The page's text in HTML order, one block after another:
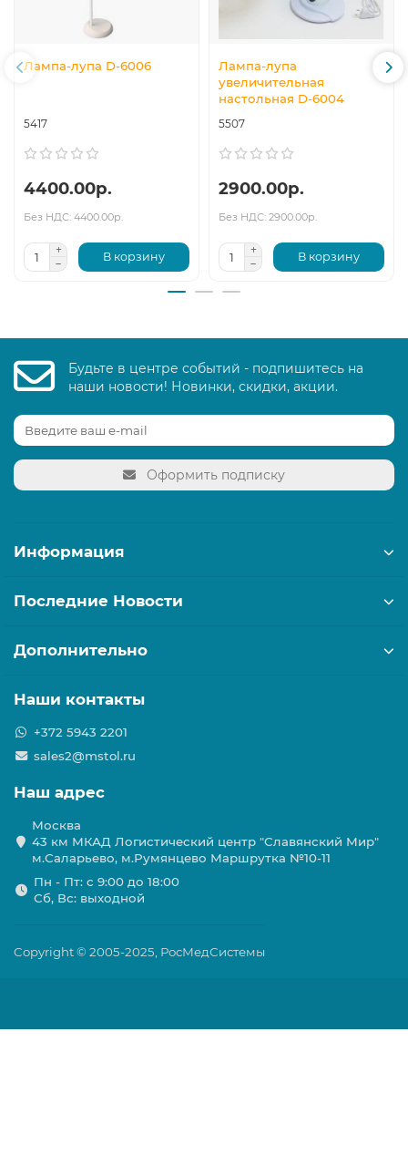
Лампа-лупа D-6006
5417
4400.00р.
Без НДС: 4400.00р.
В корзину
Лампа-лупа
увеличительная
настольная D-6004
5507
2900.00р.
Без НДС: 2900.00р.
В корзину
Будьте в центре событий - подпишитесь на
наши новости! Новинки, скидки, акции.
Оформить подписку
Информация
Последние Новости
Дополнительно
Наши контакты
+372 5943 2201
sales2@mstol.ru
Наш адрес
Москва
43 км МКАД Логистичеcкий центр "Славянский Мир"
м.Саларьево, м.Румянцево Маршрутка №10-11
Пн - Пт: с 9:00 до 18:00
Сб, Вс: выходной
Copyright © 2005-2025, РосМедСистемы